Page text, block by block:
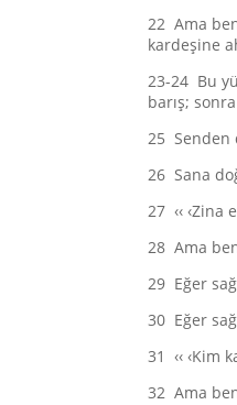
22 Ama
kardeşine
23-24 Bu
barış;
25 Senden
26 Sana
27 ‹‹
28 Ama
29 Eğer
30 Eğer
31 ‹‹ ‹Kim
32 Ama